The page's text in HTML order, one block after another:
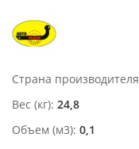
Страна производителя
Вес (кг) 24,8
Объем (м3) 0,1